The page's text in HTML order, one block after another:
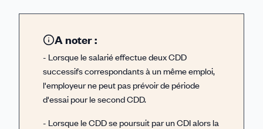
A noter :
- Lorsque le salarié effectue deux CDD
successifs correspondants à un même emploi,
l'employeur ne peut pas prévoir de période
d'essai pour le second CDD.
- Lorsque le CDD se poursuit par un CDI alors la